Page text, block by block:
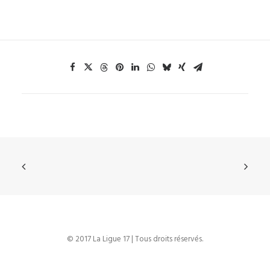
© 2017 La Ligue 17 | Tous droits réservés.